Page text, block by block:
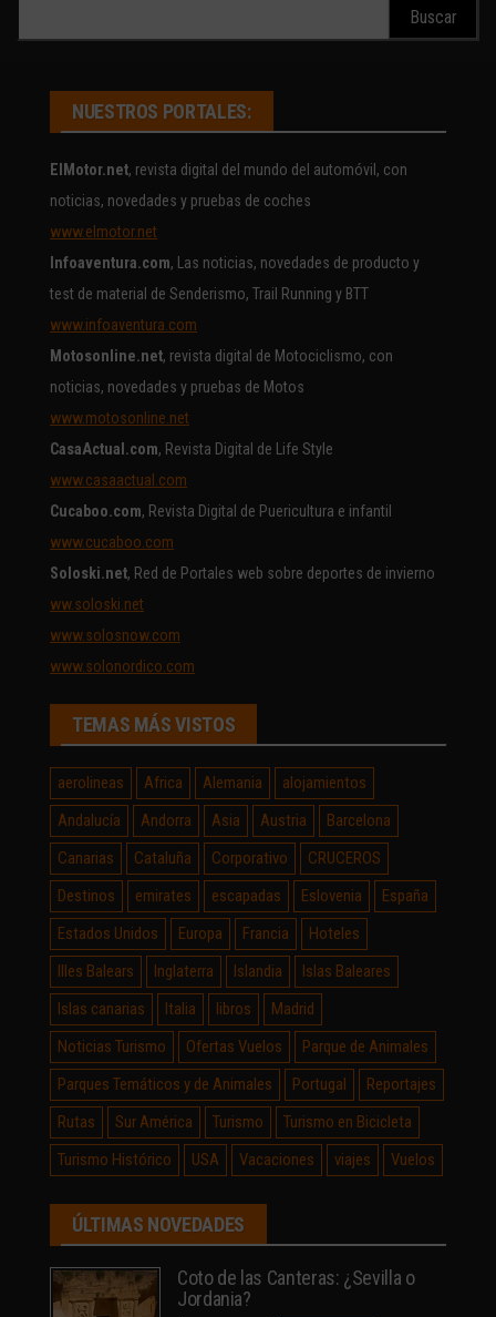
NUESTROS PORTALES:
ElMotor.net, revista digital del mundo del automóvil, con
noticias, novedades y pruebas de coches
www.elmotor.net
Infoaventura.com, Las noticias, novedades de producto y
test de material de Senderismo, Trail Running y BTT
www.infoaventura.com
Motosonline.net, revista digital de Motociclismo, con
noticias, novedades y pruebas de Motos
www.motosonline.net
CasaActual.com, Revista Digital de Life Style
www.casaactual.com
Cucaboo.com, Revista Digital de Puericultura e infantil
www.cucaboo.com
Soloski.net, Red de Portales web sobre deportes de invierno
ww.soloski.net
www.solosnow.com
www.solonordico.com
TEMAS MÁS VISTOS
aerolineas Africa Alemania
alojamientos
Andalucía
Andorra Asia Austria
Barcelona
Canarias
Cataluña Corporativo
CRUCEROS
Destinos
emirates escapadas Eslovenia
España
Estados Unidos
Europa Francia
Hoteles
Illes Balears
Inglaterra Islandia
Islas Baleares
Islas canarias
Italia libros
Madrid
Noticias Turismo
Ofertas Vuelos
Parque de Animales
Parques Temáticos y de Animales
Portugal
Reportajes
Rutas
Sur América Turismo
Turismo en Bicicleta
Turismo Histórico
USA Vacaciones viajes Vuelos
ÚLTIMAS NOVEDADES
Coto de las Canteras: ¿Sevilla o
Jordania?